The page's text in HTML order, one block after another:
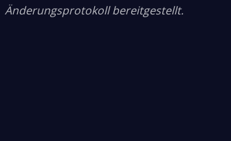
Änderungsprotokoll bereitgestellt.